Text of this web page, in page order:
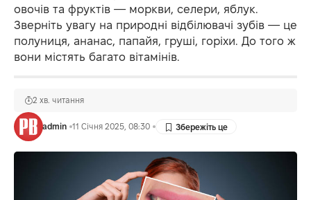
овочів та фруктів — моркви, селери, яблук.
Зверніть увагу на природні відбілювачі зубів — це
полуниця, ананас, папайя, груші, горіхи. До того ж
вони містять багато вітамінів.
admin 11 Січня 2025, 08:30
2 хв. читання